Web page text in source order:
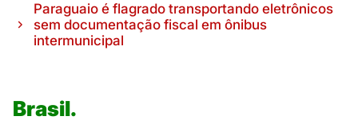
Paraguaio é flagrado transportando eletrônicos
sem documentação fiscal em ônibus
intermunicipal
Brasil.